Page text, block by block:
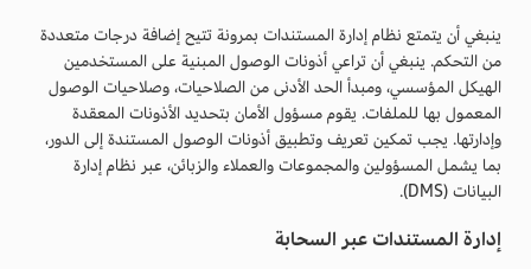
ينبغي أن يتمتع نظام إدارة المستندات بمرونة تتيح إضافة درجات متعددة
من التحكم. ينبغي أن تراعي أذونات الوصول المبنية على المستخدمين
الهيكل المؤسسي، ومبدأ الحد الأدنى من الصلاحيات، وصلاحيات الوصول
المعمول بها للملفات. يقوم مسؤول الأمان بتحديد الأذونات المعقدة
وإدارتها. يجب تمكين تعريف وتطبيق أذونات الوصول المستندة إلى الدور،
بما يشمل المسؤولين والمجموعات والعملاء والزبائن، عبر نظام إدارة
البيانات (DMS).
إدارة المستندات عبر السحابة